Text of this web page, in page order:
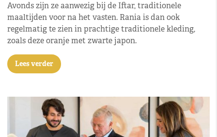
Avonds zijn ze aanwezig bij de Iftar, traditionele
maaltijden voor na het vasten. Rania is dan ook
regelmatig te zien in prachtige traditionele kleding,
zoals deze oranje met zwarte japon.
Lees verder